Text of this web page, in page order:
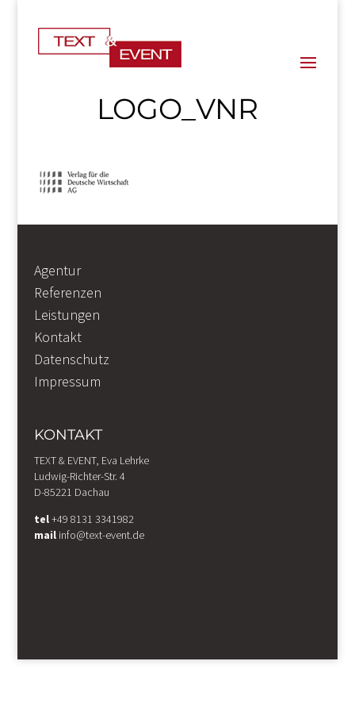
LOGO_VNR
Agentur
Referenzen
Leistungen
Kontakt
Datenschutz
Impressum
KONTAKT
TEXT & EVENT, Eva Lehrke
Ludwig-Richter-Str. 4
D-85221 Dachau
tel+49 8131 3341982
mailinfo@text-event.de